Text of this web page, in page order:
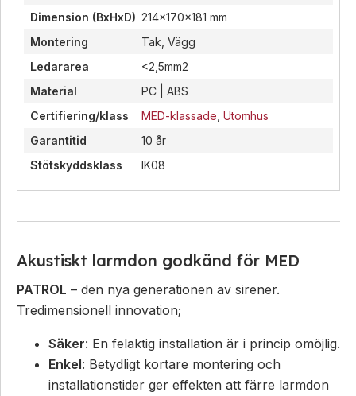
Dimension (BxHxD) 214x170x181 mm
Montering
Tak, Vägg
Ledararea
<2,5mm2
Material
PC | ABS
Certifiering/klass
MED-klassade Utomhus
Garantitid
10 år
Stötskyddsklass
IK08
Akustiskt larmdon godkänd för MED
PATROL – den nya generationen av sirener.
Tredimensionell innovation;
Säker: En felaktig installation är i princip omöjlig.
Enkel: Betydligt kortare montering och
installationstider ger effekten att färre larmdon